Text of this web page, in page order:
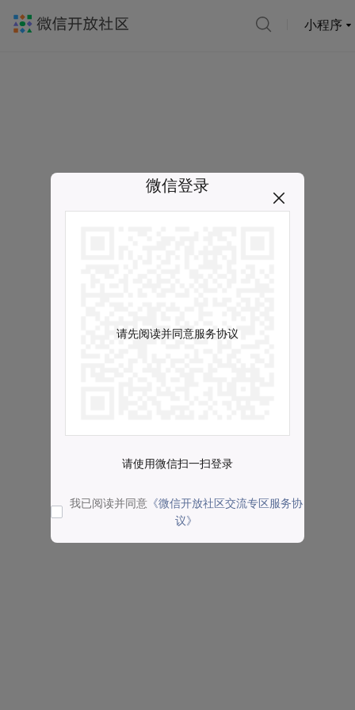
小程序
微信登录
请先阅读并同意服务协议
请使用微信扫一扫登录
我已阅读并同意 《微信开放社区交流专区服务协
议》